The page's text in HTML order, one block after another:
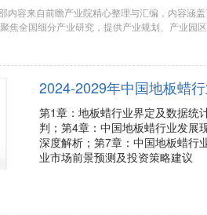
内容来自前瞻产业院精心整理与汇编，内容涵
焦全国细分产业研究，提供产业规划、产业园
2024-2029年中国地板蜡
第1章：地板蜡行业界定及数据统
判；第4章：中国地板蜡行业发展
深度解析；第7章：中国地板蜡行
业市场前景预测及投资策略建议